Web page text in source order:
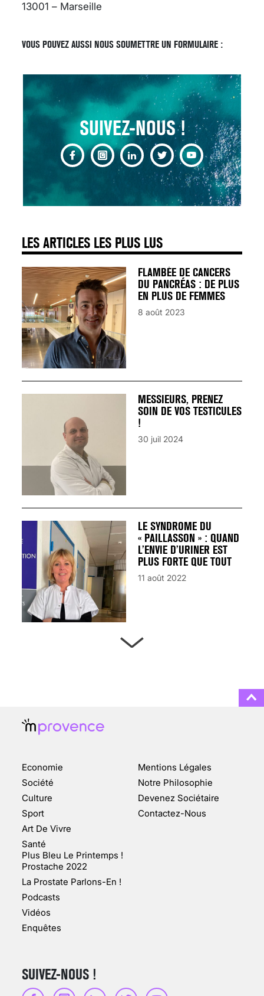
13001 – Marseille
VOUS POUVEZ AUSSI NOUS SOUMETTRE UN FORMULAIRE :
SUIVEZ-NOUS !
LES ARTICLES LES PLUS LUS
POUR TOUTES LES
INSUFFISANCE
CARDIAQUE : LES
SIGNAUX D’ALERTE
AVANT… LA MORT
25 août 2024
FLAMBÉE DE CANCERS
DU PANCRÉAS : DE PLUS
EN PLUS DE FEMMES
8 août 2023
MESSIEURS, PRENEZ
SOIN DE VOS TESTICULES
!
30 juil 2024
LE SYNDROME DU
« PAILLASSON » : QUAND
L’ENVIE D’URINER EST
PLUS FORTE QUE TOUT
11 août 2022
CHANGEMENT DE SEXE :
DES DEMANDES
TOUJOURS PLUS
NOMBREUSES
Economie
Société
Culture
Sport
Art De Vivre
Santé
Plus Bleu Le Printemps !
Prostache 2022
La Prostate Parlons-En !
Podcasts
Vidéos
Enquêtes
Mentions Légales
Notre Philosophie
Devenez Sociétaire
Contactez-Nous
SUIVEZ-NOUS !